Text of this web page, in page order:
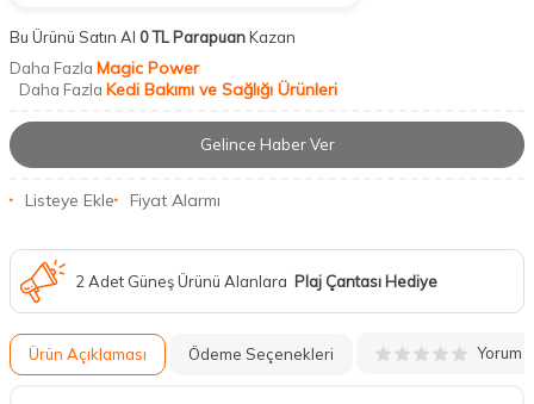
Bu Ürünü Satın Al 0 TL ParapuanKazan
Daha Fazla Magic Power
Daha Fazla Kedi Bakımı ve Sağlığı Ürünleri
Gelince Haber Ver
Listeye Ekle Fiyat Alarmı
2 Adet Güneş Ürünü Alanlara Plaj Çantası Hediye
Ürün Açıklaması Ödeme Seçenekleri Yorum